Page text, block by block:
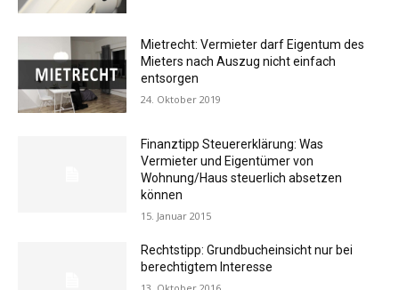
Mietrecht: Vermieter darf Eigentum des
Mieters nach Auszug nicht einfach
entsorgen
24. Oktober 2019
Finanztipp Steuererklärung: Was
Vermieter und Eigentümer von
Wohnung/Haus steuerlich absetzen
können
15. Januar 2015
Rechtstipp: Grundbucheinsicht nur bei
berechtigtem Interesse